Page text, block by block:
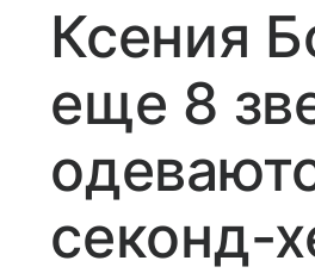
Ксения
еще 8
секонд-